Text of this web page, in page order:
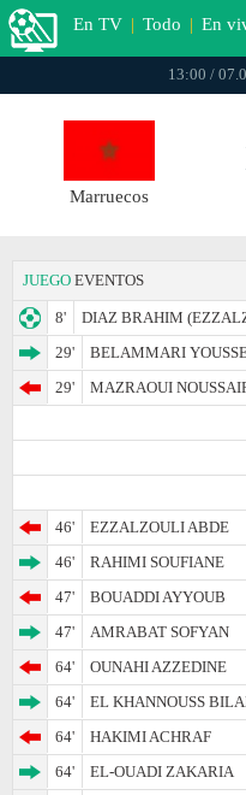
En TV | Todo | En
13:00 /
Marruecos
JUEGO EVENTOS
8'
DIAZ BRAHIM
29'
BELAMMARI
29'
MAZRAOUI
46'
EZZALZOULI ABDE
46'
RAHIMI SOUFIANE
47'
BOUADDI AYYOUB
47'
AMRABAT SOFYAN
64'
OUNAHI AZZEDINE
64'
EL KHANNOUSS
64'
HAKIMI ACHRAF
64'
EL-OUADI ZAKARIA